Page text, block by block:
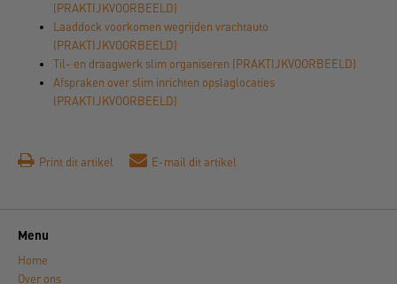
(PRAKTIJKVOORBEELD)
Laaddock voorkomen wegrijden vrachtauto
(PRAKTIJKVOORBEELD)
Til- en draagwerk slim organiseren (PRAKTIJKVOORBEELD)
Afspraken over slim inrichten opslaglocaties
(PRAKTIJKVOORBEELD)
Print dit artikel E-mail dit artikel
Menu
Home
Over ons